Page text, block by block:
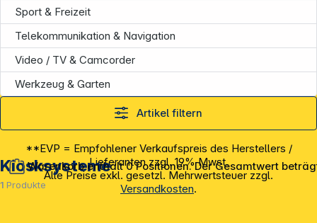
Warenkorb enthält 0 Positionen. Der Gesamtwert
Sport & Freizeit
Telekommunikation & Navigation
Video / TV & Camcorder
Werkzeug & Garten
Artikel filtern
Kiosksysteme
1 Produkte
**EVP = Empfohlener Verkaufspreis des Herstellers /
Lieferanten zzgl. 19% Mwst.
Alle Preise exkl. gesetzl. Mehrwertsteuer zzgl.
Versandkosten.